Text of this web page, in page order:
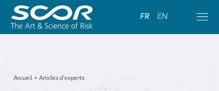
FR EN
Accueil Articles d'experts